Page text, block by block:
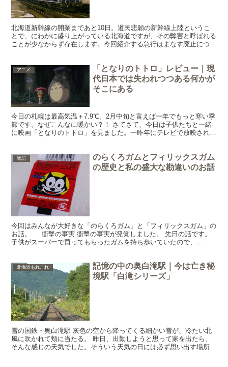
北海道新幹線の開業まであと10日。道民悲願の新幹線上陸というこ
とで、にわかに盛り上がっている北海道ですが、その弊害と呼ばれる
ことが少なからず存在します。今回紹介する急行はまなす廃止につい
アニメ
「となりのトトロ」レビュー｜現
代日本では失われつつある何かが
そこにある
今日の札幌は最高気温＋7.9℃。2月中旬と言えば一年でもっと寒い季
節です。なぜこんなに暖かい？！ さてさて、今日は子供たちと一緒
に映画「となりのトトロ」を見ました。一昨年にテレビで放映された
雑記
のらくろガムとフィリックスガム
の歴史と私の盛大な勘違いのお話
今回はみんなが大好きな「のらくろガム」と「フィリックスガム」の
お話。 衝撃の事実 衝撃の事実が発覚しました。 先日の話です。
子供がスーパーで買ってもらったガムを持ち歩いていたので、
北海道あれこれ
記憶の中の奥白滝駅｜今は亡き秘
境駅「白滝シリーズ」
雪の国鉄・奥白滝駅 灰色の空から降ってくる細かい雪が、冷たい北
風に吹かれて頬に当たる。 昨日、出勤しようと思って家を出たら、
そんな感じの天気でした。そういう天気の日には必ず思い出す場所が